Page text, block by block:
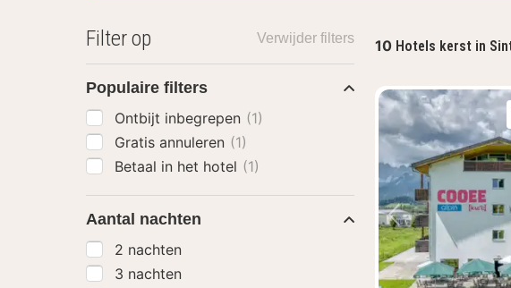
10 Hotels kerst in
Vorige foto
Filter op Verwijder filters
Populaire filters
Ontbijt inbegrepen (1)
Gratis annuleren (1)
Betaal in het hotel (1)
Aantal nachten
2 nachten
3 nachten